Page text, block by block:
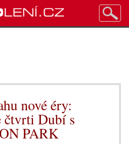
nové éry:
čtvrti Dubí s
PARK